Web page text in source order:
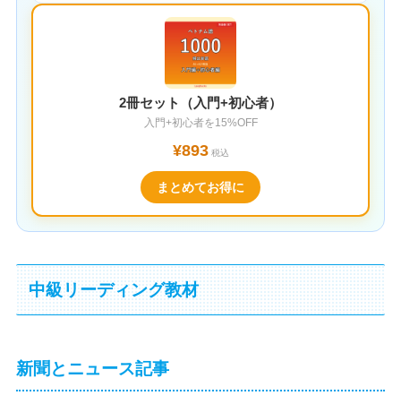
2冊セット（入門+初心者）
入門+初心者を15%OFF
¥893税込
まとめてお得に
中級リーディング教材
新聞とニュース記事